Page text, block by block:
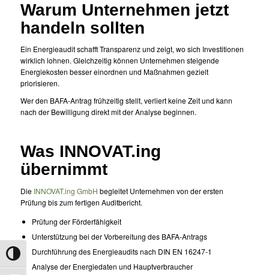
Umschalten auf hohe Kontraste
Warum Unternehmen jetzt
handeln sollten
Ein Energieaudit schafft Transparenz und zeigt, wo sich Investitionen
wirklich lohnen. Gleichzeitig können Unternehmen steigende
Energiekosten besser einordnen und Maßnahmen gezielt
priorisieren.
Wer den BAFA-Antrag frühzeitig stellt, verliert keine Zeit und kann
nach der Bewilligung direkt mit der Analyse beginnen.
Was INNOVAT.ing
übernimmt
Die INNOVAT.ing GmbH begleitet Unternehmen von der ersten
Prüfung bis zum fertigen Auditbericht.
Prüfung der Förderfähigkeit
Unterstützung bei der Vorbereitung des BAFA-Antrags
Durchführung des Energieaudits nach DIN EN 16247-1
Analyse der Energiedaten und Hauptverbraucher